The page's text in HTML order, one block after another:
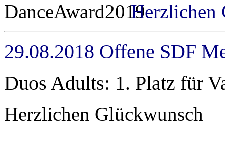
Herzlichen
29.08.2018 Offene SDF
Duos Adults: 1. Platz für
Herzlichen Glückwunsch